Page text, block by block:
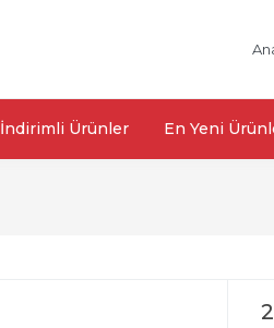
İndirimli Ürünler En Yeni